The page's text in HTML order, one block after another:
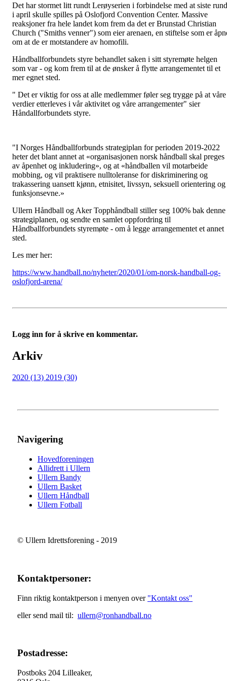
Det har stormet litt rundt Lerøyserien i forbindelse med at siste
i april skulle spilles på Oslofjord Convention Center. Massive
reaksjoner fra hele landet kom frem da det er Brunstad Christian
Church ("Smiths venner") som eier arenaen, en stiftelse som er
om at de er motstandere av homofili.
Håndballforbundets styre behandlet saken i sitt styremøte helgen
som var - og kom frem til at de ønsker å flytte arrangementet til et
mer egnet sted.
" Det er viktig for oss at alle medlemmer føler seg trygge på at våre
verdier etterleves i vår aktivitet og våre arrangementer" sier
Håndallforbundets styre.
"I Norges Håndballforbunds strategiplan for perioden 2019-2022
heter det blant annet at «organisasjonen norsk håndball skal preges
av åpenhet og inkludering», og at «håndballen vil motarbeide
mobbing, og vil praktisere nulltoleranse for diskriminering og
trakassering uansett kjønn, etnisitet, livssyn, seksuell orientering og
funksjonsevne.»
Ullern Håndball og Aker Topphåndball stiller seg 100% bak denne
strategiplanen, og sendte en samlet oppfordring til
Håndballforbundets styremøte - om å legge arrangementet et annet
sted.
Les mer her:
https://www.handball.no/nyheter/2020/01/om-norsk-handball-og-
oslofjord-arena/
Logg inn for å skrive en kommentar.
Arkiv
2020 (13) 2019 (30)
Navigering
Hovedforeningen
Allidrett i Ullern
Ullern Bandy
Ullern Basket
Ullern Håndball
Ullern Fotball
© Ullern Idrettsforening - 2019
Kontaktpersoner:
Finn riktig kontaktperson i menyen over "Kontakt oss"
eller send mail til: ullern@ronhandball.no
Postadresse:
Postboks 204 Lilleaker,